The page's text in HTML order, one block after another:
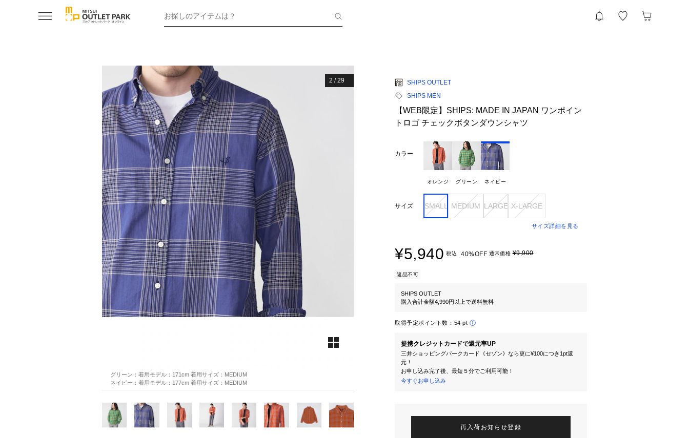
お探しのアイテムは？
2 /29
グリーン：着用モデル：171cm 着用サイズ：MEDIUM
ネイビー：着用モデル：177cm 着用サイズ：MEDIUM
SHIPS OUTLET
SHIPS MEN
【WEB限定】SHIPS: MADE IN JAPAN ワンポイン
トロゴ チェックボタンダウンシャツ
カラー
オレンジ グリーン ネイビー
サイズ SMALL MEDIUM LARGE X-LARGE
サイズ詳細を見る
¥5,940 税込 40%OFF 通常価格¥9,900
返品不可
SHIPS OUTLET
購入合計金額4,990円以上で送料無料
取得予定ポイント数： 54 pt
提携クレジットカードで還元率UP
三井ショッピングパークカード《セゾン》なら更に¥100につき1pt還
元！
お申し込み完了後、最短５分でご利用可能！
今すぐお申し込み
再入荷お知らせ登録